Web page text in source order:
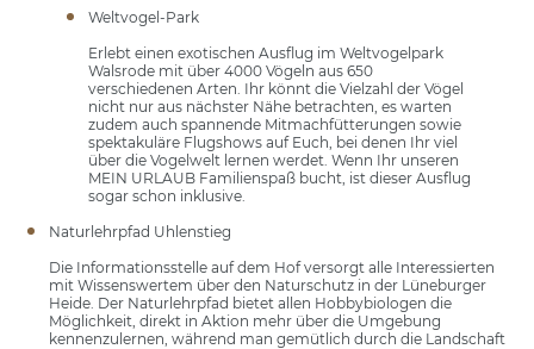
Weltvogel-Park
Erlebt einen exotischen Ausflug im Weltvogelpark
Walsrode mit über 4000 Vögeln aus 650
verschiedenen Arten. Ihr könnt die Vielzahl der Vögel
nicht nur aus nächster Nähe betrachten, es warten
zudem auch spannende Mitmachfütterungen sowie
spektakuläre Flugshows auf Euch, bei denen Ihr viel
über die Vogelwelt lernen werdet. Wenn Ihr unseren
MEIN URLAUB Familienspaß bucht, ist dieser Ausflug
sogar schon inklusive.
Naturlehrpfad Uhlenstieg
Die Informationsstelle auf dem Hof versorgt alle Interessierten
mit Wissenswertem über den Naturschutz in der Lüneburger
Heide. Der Naturlehrpfad bietet allen Hobbybiologen die
Möglichkeit, direkt in Aktion mehr über die Umgebung
kennenzulernen, während man gemütlich durch die Landschaft